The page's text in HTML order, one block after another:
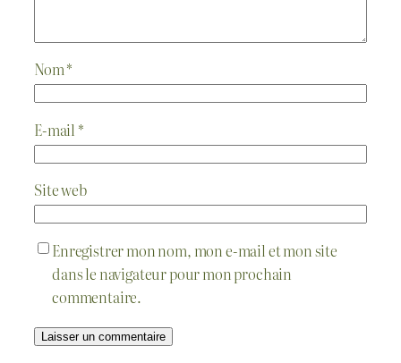
Nom*
E-mail *
Site web
Enregistrer mon nom, mon e-mail et mon site
dans le navigateur pour mon prochain
commentaire.